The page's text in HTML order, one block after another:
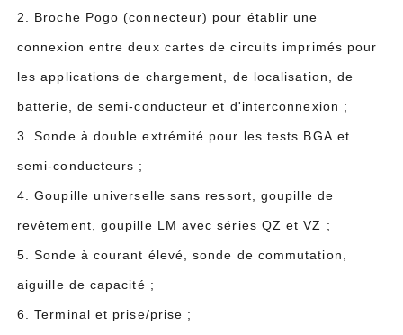
2. Broche Pogo (connecteur) pour établir une
connexion entre deux cartes de circuits imprimés pour
les applications de chargement, de localisation, de
batterie, de semi-conducteur et d'interconnexion ;
3. Sonde à double extrémité pour les tests BGA et
semi-conducteurs ;
4. Goupille universelle sans ressort, goupille de
revêtement, goupille LM avec séries QZ et VZ ;
5. Sonde à courant élevé, sonde de commutation,
aiguille de capacité ;
6. Terminal et prise/prise ;